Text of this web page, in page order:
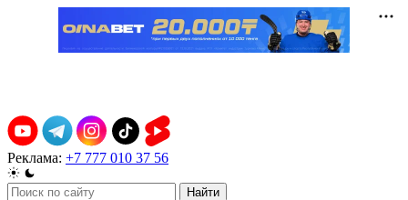
Реклама: +7 777 010 37 56
Найти